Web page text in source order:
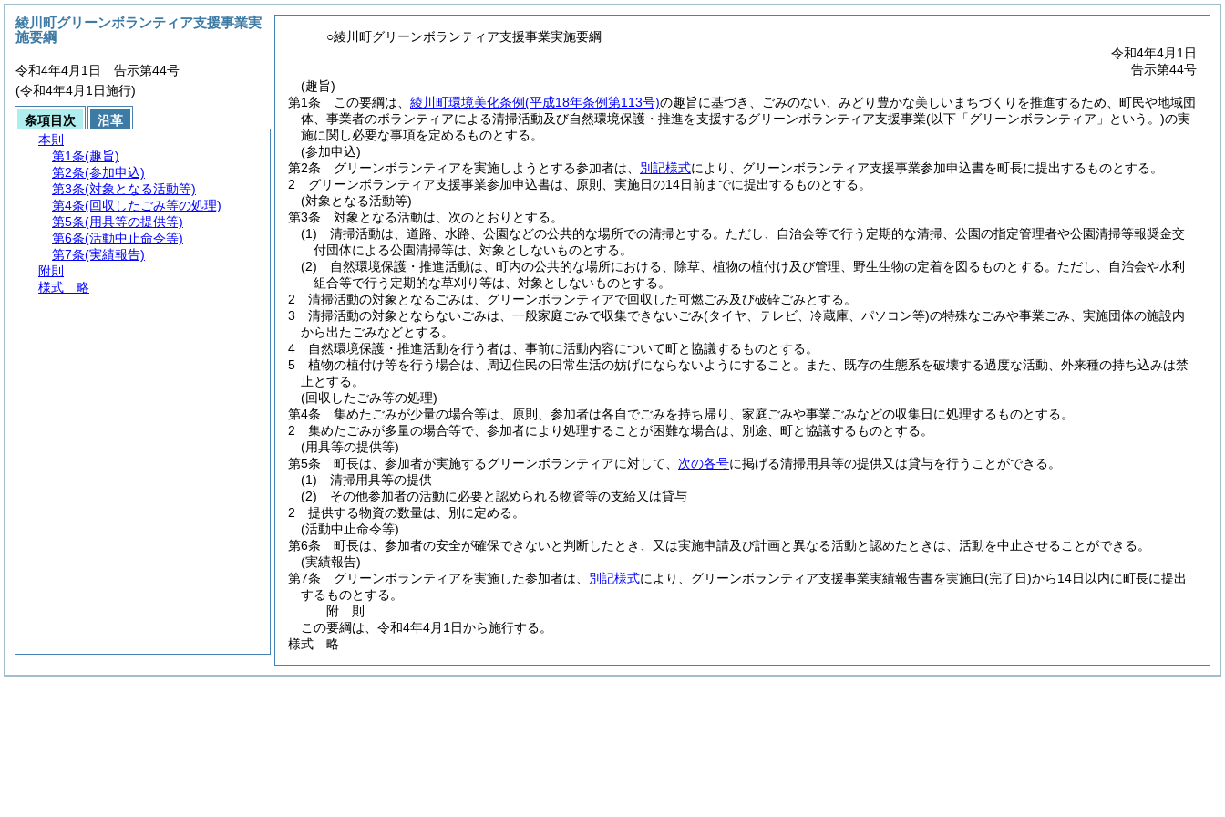
○綾川町グリーンボランティア支援事業実施要綱
令和4年4月1日
告示第44号
(趣旨)
第1条
この要綱は、 綾川町環境美化条例(平成18年条例第113号)の趣旨に基づき、ごみのない、みどり豊かな美しいまちづくりを推進するため、町民や地域団
体、事業者のボランティアによる清掃活動及び自然環境保護・推進を支援するグリーンボランティア支援事業(以下「グリーンボランティア」という。)の実
施に関し必要な事項を定めるものとする。
(参加申込)
第2条
グリーンボランティアを実施しようとする参加者は、 別記様式により、グリーンボランティア支援事業参加申込書を町長に提出するものとする。
2
グリーンボランティア支援事業参加申込書は、原則、実施日の14日前までに提出するものとする。
(対象となる活動等)
第3条
対象となる活動は、次のとおりとする。
(1)
清掃活動は、道路、水路、公園などの公共的な場所での清掃とする。 ただし、自治会等で行う定期的な清掃、公園の指定管理者や公園清掃等報奨金交
付団体による公園清掃等は、対象としないものとする。
(2)
自然環境保護・推進活動は、町内の公共的な場所における、除草、植物の植付け及び管理、野生生物の定着を図るものとする。 ただし、自治会や水利
組合等で行う定期的な草刈り等は、対象としないものとする。
2
清掃活動の対象となるごみは、グリーンボランティアで回収した可燃ごみ及び破砕ごみとする。
3
清掃活動の対象とならないごみは、一般家庭ごみで収集できないごみ(タイヤ、テレビ、冷蔵庫、パソコン等)の特殊なごみや事業ごみ、実施団体の施設内
から出たごみなどとする。
4
自然環境保護・推進活動を行う者は、事前に活動内容について町と協議するものとする。
5
植物の植付け等を行う場合は、周辺住民の日常生活の妨げにならないようにすること。
また、既存の生態系を破壊する過度な活動、外来種の持ち込みは禁
止とする。
(回収したごみ等の処理)
第4条
集めたごみが少量の場合等は、原則、参加者は各自でごみを持ち帰り、家庭ごみや事業ごみなどの収集日に処理するものとする。
2
集めたごみが多量の場合等で、参加者により処理することが困難な場合は、別途、町と協議するものとする。
(用具等の提供等)
第5条
町長は、参加者が実施するグリーンボランティアに対して、 次の各号に掲げる清掃用具等の提供又は貸与を行うことができる。
(1)
清掃用具等の提供
(2)
その他参加者の活動に必要と認められる物資等の支給又は貸与
2
提供する物資の数量は、別に定める。
(活動中止命令等)
第6条
町長は、参加者の安全が確保できないと判断したとき、又は実施申請及び計画と異なる活動と認めたときは、活動を中止させることができる。
(実績報告)
第7条
グリーンボランティアを実施した参加者は、 別記様式により、グリーンボランティア支援事業実績報告書を実施日(完了日)から14日以内に町長に提出
するものとする。
附 則
この要綱は、令和4年4月1日から施行する。
様式 略
綾川町グリーンボランティア支援事業実
施要綱
令和4年4月1日 告示第44号
(令和4年4月1日施行)
条項目次
沿革
本則
第1条(趣旨)
第2条(参加申込)
第3条(対象となる活動等)
第4条(回収したごみ等の処理)
第5条(用具等の提供等)
第6条(活動中止命令等)
第7条(実績報告)
附則
様式 略